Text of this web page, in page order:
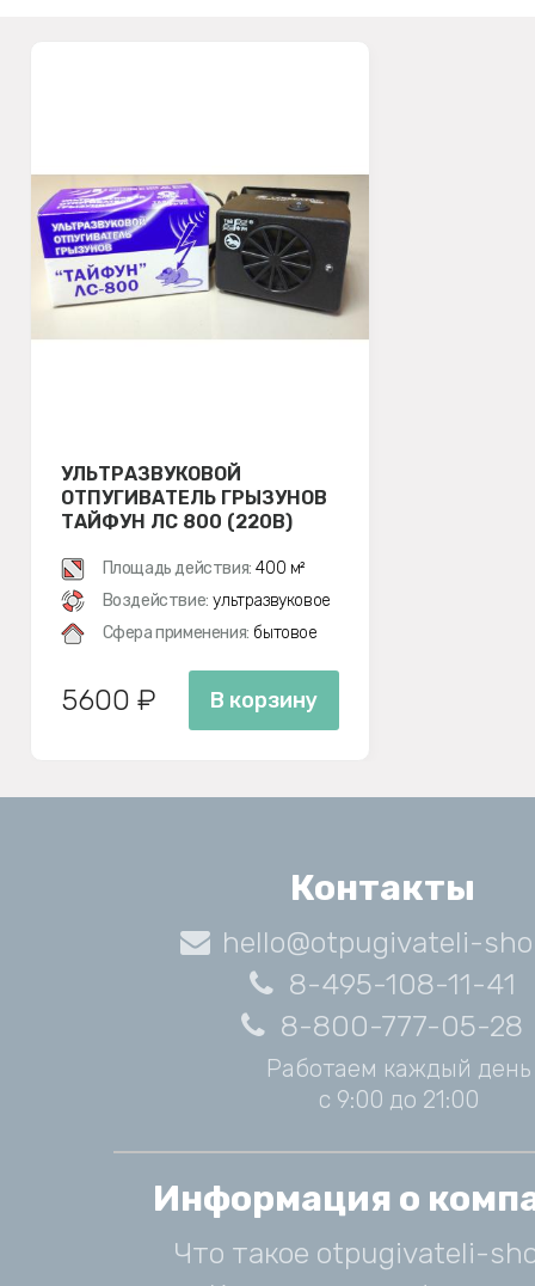
УЛЬТРАЗВУКОВОЙ
ОТПУГИВАТЕЛЬ ГРЫЗУНОВ
ТАЙФУН ЛС 800 (220В)
Площадь действия: 400 м²
Воздействие: ультразвуковое
Сфера применения: бытовое
5600 ₽ В корзину
Контакты
hello@otpugivateli-
8-495-108-11-41
8-800-777-05-28
Работаем каждый день
с 9:00 до 21:00
Информация о
Что такое otpugivateli-